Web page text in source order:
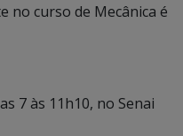
no curso de Mecânica é
7 às 11h10, no Senai